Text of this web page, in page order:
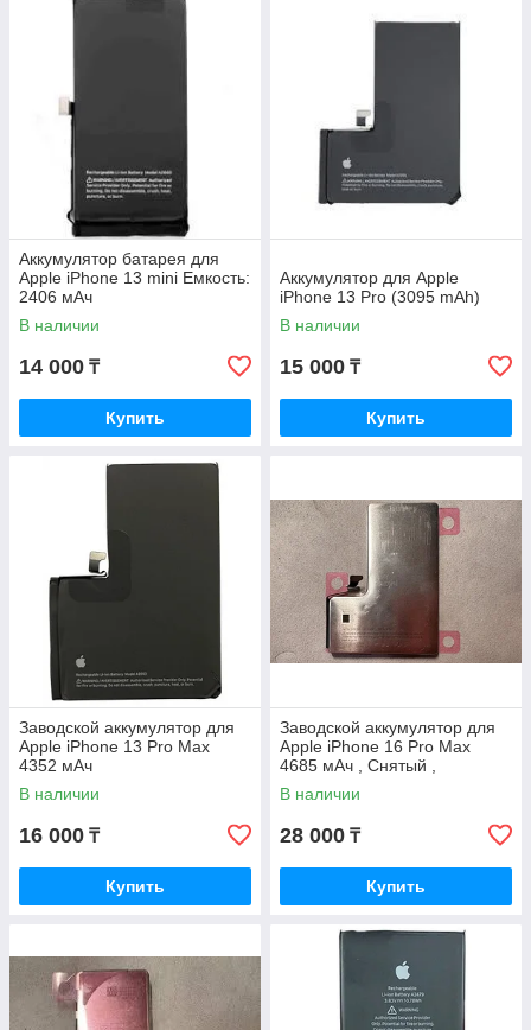
Аккумулятор батарея для
Apple iPhone 13 mini Емкость:
2406 мАч
В наличии
14 000 ₸
Купить
Аккумулятор для Apple
iPhone 13 Pro (3095 mAh)
В наличии
15 000 ₸
Купить
Заводской аккумулятор для
Apple iPhone 13 Pro Max
4352 мАч
В наличии
16 000 ₸
Купить
Заводской аккумулятор для
Apple iPhone 16 Pro Max
4685 мАч , Снятый ,
оригинал
В наличии
28 000 ₸
Купить